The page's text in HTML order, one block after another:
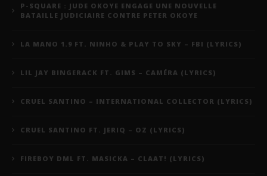
P-SQUARE : JUDE OKOYE ENGAGE UNE NOUVELLE
BATAILLE JUDICIAIRE CONTRE PETER OKOYE
LA MANO 1.9 FT. NINHO & PLAY TO SKY – FBI (LYRICS)
LIL JAY BINGERACK FT. GIMS – CAMÉRA (LYRICS)
CRUEL SANTINO – INTERNATIONAL COLLECTOR (LYRICS)
CRUEL SANTINO FT. JERIQ – OZ (LYRICS)
FIREBOY DML FT. MASICKA – CLAAT! (LYRICS)